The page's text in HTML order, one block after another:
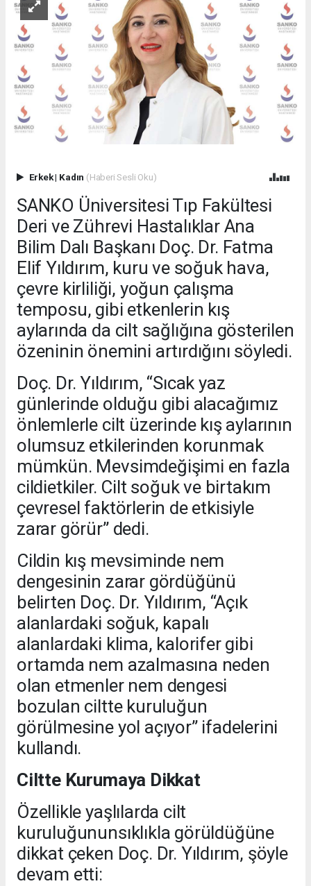
Erkek| Kadın (Haberi Sesli Oku)
SANKO Üniversitesi Tıp Fakültesi
Deri ve Zührevi Hastalıklar Ana
Bilim Dalı Başkanı Doç. Dr. Fatma
Elif Yıldırım, kuru ve soğuk hava,
çevre kirliliği, yoğun çalışma
temposu, gibi etkenlerin kış
aylarında da cilt sağlığına gösterilen
özeninin önemini artırdığını söyledi.
Doç. Dr. Yıldırım, “Sıcak yaz
günlerinde olduğu gibi alacağımız
önlemlerle cilt üzerinde kış aylarının
olumsuz etkilerinden korunmak
mümkün. Mevsimdeğişimi en fazla
cildietkiler. Cilt soğuk ve birtakım
çevresel faktörlerin de etkisiyle
zarar görür” dedi.
Cildin kış mevsiminde nem
dengesinin zarar gördüğünü
belirten Doç. Dr. Yıldırım, “Açık
alanlardaki soğuk, kapalı
alanlardaki klima, kalorifer gibi
ortamda nem azalmasına neden
olan etmenler nem dengesi
bozulan ciltte kuruluğun
görülmesine yol açıyor” ifadelerini
kullandı.
Ciltte Kurumaya Dikkat
Özellikle yaşlılarda cilt
kuruluğununsıklıkla görüldüğüne
dikkat çeken Doç. Dr. Yıldırım, şöyle
devam etti: